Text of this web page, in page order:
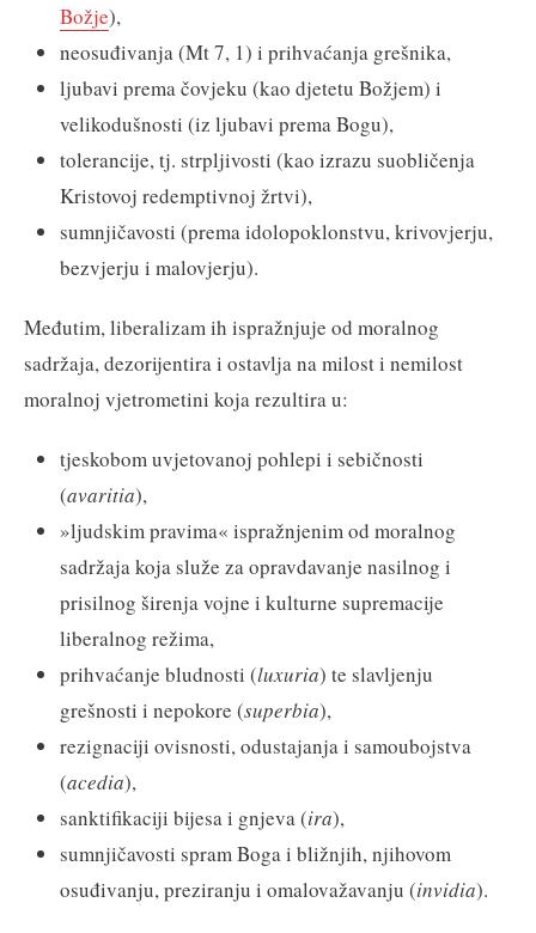
Božje),
neosuđivanja (Mt 7, 1) i prihvaćanja grešnika,
ljubavi prema čovjeku (kao djetetu Božjem) i
velikodušnosti (iz ljubavi prema Bogu),
tolerancije, tj. strpljivosti (kao izrazu suobličenja
Kristovoj redemptivnoj žrtvi),
sumnjičavosti (prema idolopoklonstvu, krivovjerju,
bezvjerju i malovjerju).
Međutim, liberalizam ih ispražnjuje od moralnog
sadržaja, dezorijentira i ostavlja na milost i nemilost
moralnoj vjetrometini koja rezultira u:
tjeskobom uvjetovanoj pohlepi i sebičnosti
(avaritia),
»ljudskim pravima« ispražnjenim od moralnog
sadržaja koja služe za opravdavanje nasilnog i
prisilnog širenja vojne i kulturne supremacije
liberalnog režima,
prihvaćanje bludnosti (luxuria) te slavljenju
grešnosti i nepokore (superbia),
rezignaciji ovisnosti, odustajanja i samoubojstva
(acedia),
sanktifikaciji bijesa i gnjeva (ira),
sumnjičavosti spram Boga i bližnjih, njihovom
osuđivanju, preziranju i omalovažavanju (invidia).